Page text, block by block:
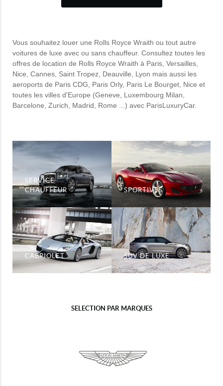
Vous souhaitez louer une Rolls Royce Wraith ou tout autre
voitures de luxe avec ou sans chauffeur. Consultez toutes les
offres de location de Rolls Royce Wraith à Paris, Versailles,
Nice, Cannes, Saint Tropez, Deauville, Lyon mais aussi les
aeroports de Paris CDG, Paris Orly, Paris Le Bourget, Nice et
toutes les villes d'Europe (Geneve, Luxembourg Milan,
Barcelone, Zurich, Madrid, Rome ...) avec ParisLuxuryCar.
SERVICE
CHAUFFEUR
SPORTIVES
CABRIOLET SUV DE LUXE
SELECTION PAR MARQUES